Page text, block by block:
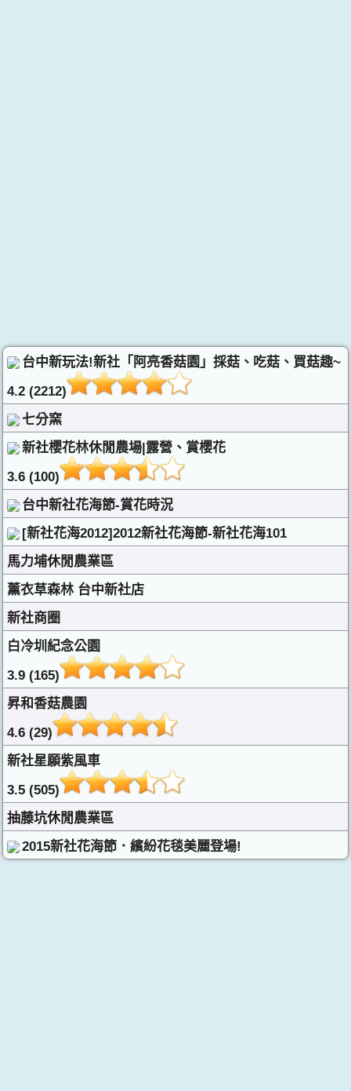
台中新玩法!新社「阿亮香菇園」採菇、吃菇、買菇趣~
4.2 (2212)
七分窯
新社櫻花林休閒農場|露營、賞櫻花
3.6 (100)
台中新社花海節-賞花時況
[新社花海2012]2012新社花海節-新社花海101
馬力埔休閒農業區
薰衣草森林 台中新社店
新社商圈
白冷圳紀念公園
3.9 (165)
昇和香菇農園
4.6 (29)
新社星願紫風車
3.5 (505)
抽藤坑休閒農業區
2015新社花海節．繽紛花毯美麗登場!